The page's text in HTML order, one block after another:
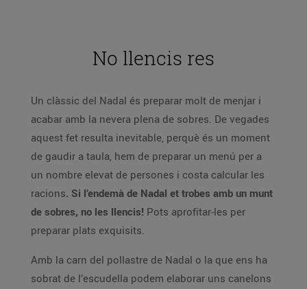
No llencis res
Un clàssic del Nadal és preparar molt de menjar i
acabar amb la nevera plena de sobres. De vegades
aquest fet resulta inevitable, perquè és un moment
de gaudir a taula, hem de preparar un menú per a
un nombre elevat de persones i costa calcular les
racions. Si l’endemà de Nadal et trobes amb un munt
de sobres, no les llencis! Pots aprofitar-les per
preparar plats exquisits.
Amb la carn del pollastre de Nadal o la que ens ha
sobrat de l’escudella podem elaborar uns canelons